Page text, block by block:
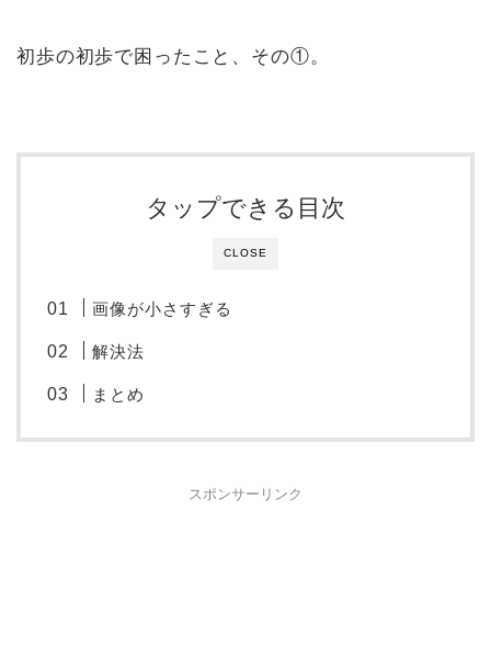
初歩の初歩で困ったこと、その①。
CLOSE
タップできる目次
画像が小さすぎる
解決法
まとめ
スポンサーリンク